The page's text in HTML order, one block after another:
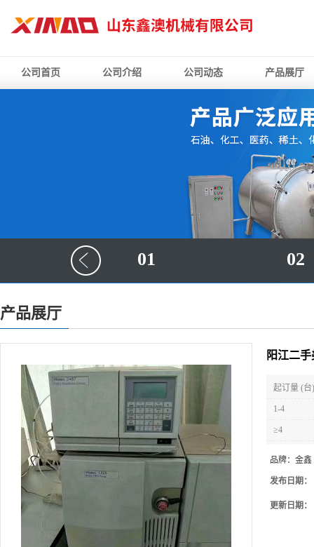
公司首页 公司介绍 公司动态 产品展厅
01 02
产品展厅
阳江二
起订量 (台)
1-4
≥4
品牌： 金鑫
发布日期：
更新日期：